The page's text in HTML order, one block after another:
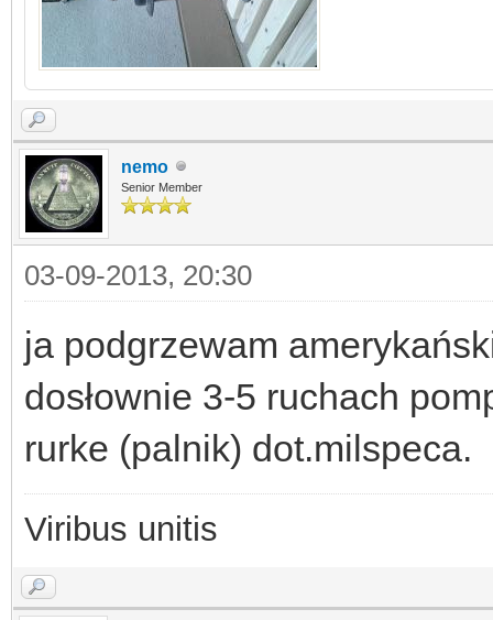
nemo
Senior Member
03-09-2013, 20:30
ja podgrzewam
dosłownie 3-5 ruchach
rurke (palnik) dot.milspeca.
Viribus unitis